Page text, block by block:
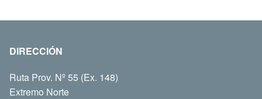
DIRECCIÓN
Ruta Prov. Nº 55 (Ex. 148)
Extremo Norte